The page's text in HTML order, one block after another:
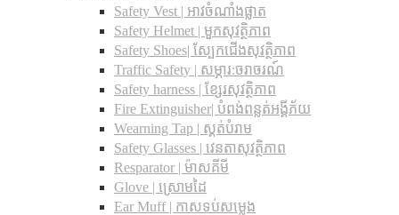
Safety Vest | អាវចំណាំងផ្លាត
Safety Helmet | មួកសុវត្ថិភាព
Safety Shoes| ស្បែកជើងសុវត្ថិភាព
Traffic Safety​ | សម្ភារ:ចរាចរណ៍
Safety harness | ខ្សែរសុវត្ថិភាព
Fire Extinguisher| បំពង់ពន្លត់អង្គីភ័យ
Wearning Tap | ស្គត់បំរាម
Safety Glasses | វេនតាសុវត្ថិភាព
Resparator | ម៉ាសគីមី
Glove | ស្រោមដៃ
Ear Muff | កាសទប់សម្លេង